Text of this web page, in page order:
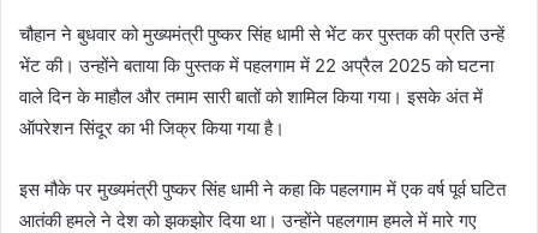
चौहान ने बुधवार को मुख्यमंत्री पुष्कर सिंह धामी से भेंट कर पुस्तक की प्रति उन्हें
भेंट की। उन्होंने बताया कि पुस्तक में पहलगाम में 22 अप्रैल 2025 को घटना
वाले दिन के माहौल और तमाम सारी बातों को शामिल किया गया। इसके अंत में
ऑपरेशन सिंदूर का भी जिक्र किया गया है।
इस मौके पर मुख्यमंत्री पुष्कर सिंह धामी ने कहा कि पहलगाम में एक वर्ष पूर्व घटित
आतंकी हमले ने देश को झकझोर दिया था। उन्होंने पहलगाम हमले में मारे गए